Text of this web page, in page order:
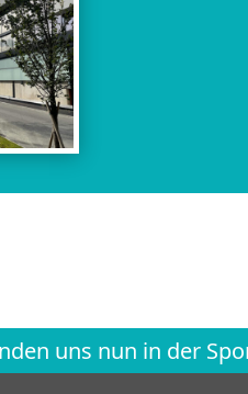
uns nun in der